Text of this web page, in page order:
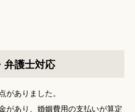
弁護士対応
がありました。
があり、婚姻費用の支払いが算定